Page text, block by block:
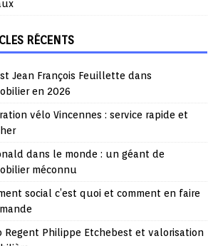
RÉCENTS
Jean François Feuillette dans
en 2026
vélo Vincennes : service rapide et
dans le monde : un géant de
méconnu
social c’est quoi et comment en faire
Regent Philippe Etchebest et valorisation